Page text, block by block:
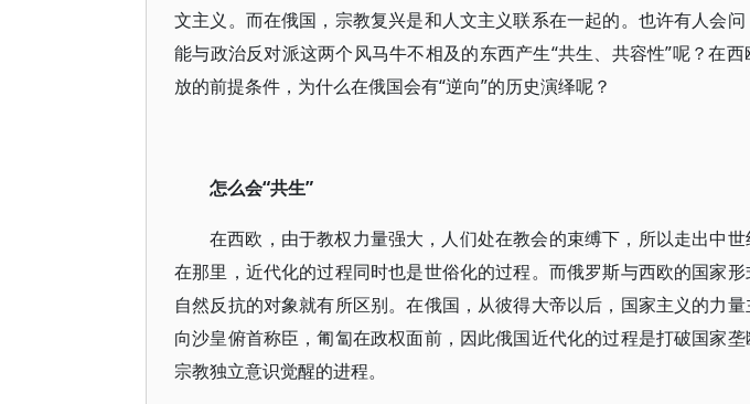
文主义。而在俄国，宗教复兴是和人文主义联系在一起的。也许有人会
能与政治反对派这两个风马牛不相及的东西产生“共生、共容性”呢？在
放的前提条件，为什么在俄国会有“逆向”的历史演绎呢？
怎么会“共生”
在西欧，由于教权力量强大，人们处在教会的束缚下，所以走出中世
在那里，近代化的过程同时也是世俗化的过程。而俄罗斯与西欧的国家形
自然反抗的对象就有所区别。在俄国，从彼得大帝以后，国家主义的力
向沙皇俯首称臣，匍匐在政权面前，因此俄国近代化的过程是打破国家
宗教独立意识觉醒的进程。